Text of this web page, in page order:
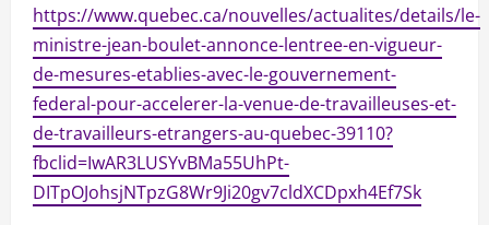
https://www.quebec.ca/nouvelles/actualites/details/le-
ministre-jean-boulet-annonce-lentree-en-vigueur-
de-mesures-etablies-avec-le-gouvernement-
federal-pour-accelerer-la-venue-de-travailleuses-et-
de-travailleurs-etrangers-au-quebec-39110?
fbclid=IwAR3LUSYvBMa55UhPt-
DITpOJohsjNTpzG8Wr9Ji20gv7cldXCDpxh4Ef7Sk